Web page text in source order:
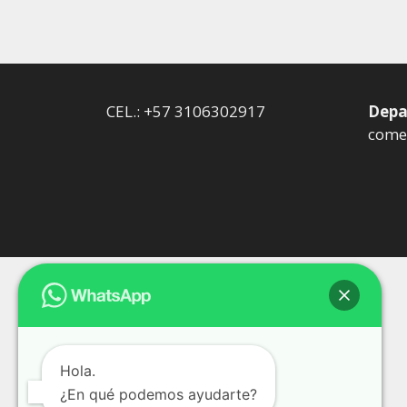
CEL.: +57 3106302917
Hola.
¿En qué podemos ayudarte?